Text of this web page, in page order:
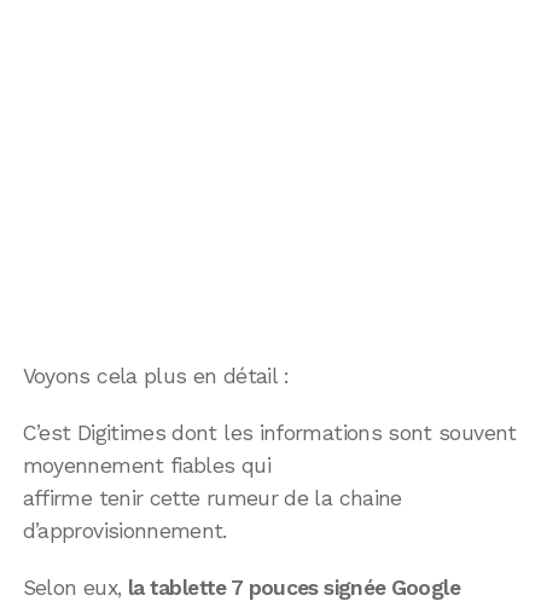
Voyons cela plus en détail :
C’est Digitimes dont les informations sont souvent
moyennement fiables qui
affirme tenir cette rumeur de la chaine
d’approvisionnement.
Selon eux, la tablette 7 pouces signée Google